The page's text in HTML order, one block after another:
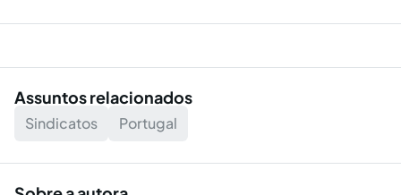
Assuntos relacionados
Sindicatos Portugal